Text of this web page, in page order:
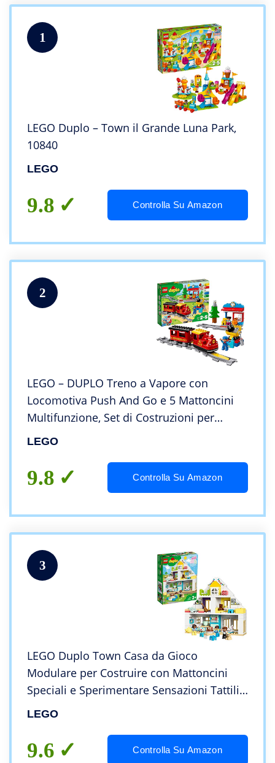
1
LEGO Duplo – Town il Grande Luna Park,
10840
LEGO
9.8 Controlla Su Amazon
2
LEGO – DUPLO Treno a Vapore con
Locomotiva Push And Go e 5 Mattoncini
Multifunzione, Set di Costruzioni per
Bambini dai 2 ai 5 Anni, 10874
LEGO
9.8 Controlla Su Amazon
3
LEGO Duplo Town Casa da Gioco
Modulare per Costruire con Mattoncini
Speciali e Sperimentare Sensazioni Tattili,
Set di Costruzioni per Bambini +2 Anni,
LEGO
9.6 Controlla Su Amazon